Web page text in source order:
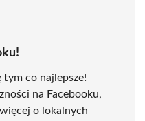
co najlepsze!
na Facebooku,
o lokalnych